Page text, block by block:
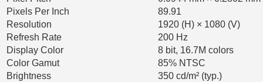
Pixels Per Inch
89.91
Resolution
1920 (H) × 1080 (V)
Refresh Rate
200 Hz
Display Color
8 bit, 16.7M colors
Color Gamut
85% NTSC
Brightness
350 cd/m² (typ.)